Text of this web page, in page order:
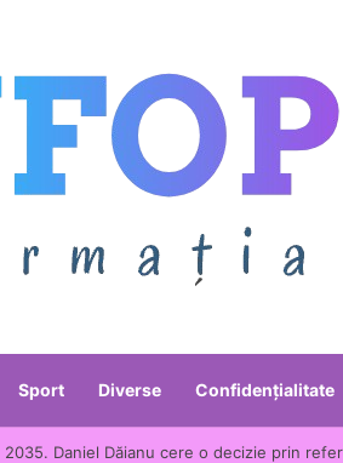
Sport Diverse Confidențialitate
din industrie. Prețurile producției